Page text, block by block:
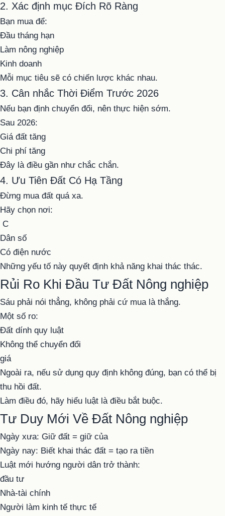
2. Xác định mục Đích Rõ Ràng
Bạn mua để:
Đầu tháng hạn
Làm nông nghiệp
Kinh doanh
Mỗi mục tiêu sẽ có chiến lược khác nhau.
3. Cân nhắc Thời Điểm Trước 2026
Nếu bạn định chuyển đổi, nên thực hiện sớm.
Sau 2026:
Giá đất tăng
Chi phí tăng
Đây là điều gần như chắc chắn.
4. Ưu Tiên Đất Có Hạ Tầng
Đừng mua đất quá xa.
Hãy chọn nơi:
C
Dân số
Có điện nước
Những yếu tố này quyết định khả năng khai thác thác.
Rủi Ro Khi Đầu Tư Đất Nông nghiệp
Sáu phải nói thẳng, không phải cứ mua là thắng.
Một số ro:
Đất dính quy luật
Không thể chuyển đổi
giá
Ngoài ra, nếu sử dụng quy định không đúng, bạn có thể bị
thu hồi đất.
Làm điều đó, hãy hiểu luật là điều bắt buộc.
Tư Duy Mới Về Đất Nông nghiệp
Ngày xưa: Giữ đất = giữ của
Ngày nay: Biết khai thác đất = tạo ra tiền
Luật mới hướng người dân trở thành:
đầu tư
Nhà-tài chính
Người làm kinh tế thực tế